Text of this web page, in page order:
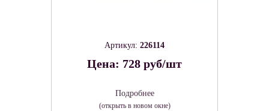
Артикул: 226114
Цена: 728 руб/шт
Подробнее
(открыть в новом окне)